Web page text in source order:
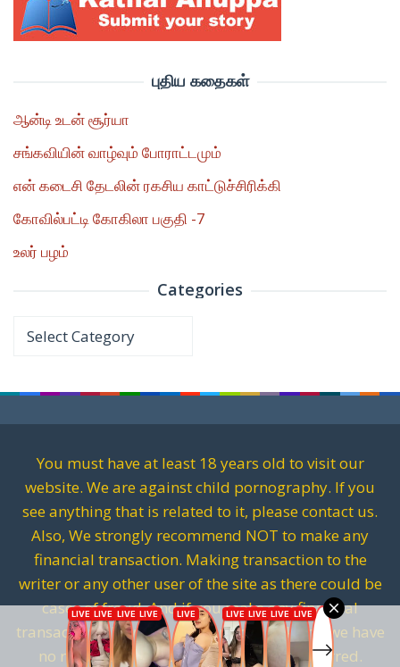
புதிய கதைகள்
ஆன்டி உடன் சூர்யா
சங்கவியின் வாழ்வும் போராட்டமும்
என் கடைசி தேடலின் ரகசிய காட்டுச்சிரிக்கி
கோவில்பட்டி கோகிலா பகுதி -7
உலர் பழம்
Categories
Categories
You must have at least 18 years old to visit our
website. We are against child pornography. If you
see anything that is related to it, please contact us.
Also, We strongly recommend NOT to make any
financial transaction. Making transaction to the
writer or any other user of the site as there could be
cases of fraud. And if you make any financial
transactions. It will be fully on your risk and we have
no responsibility for any kind of loss incurred.